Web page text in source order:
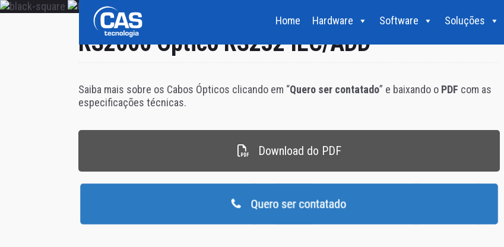
Home Hardware Software Soluções
RS2000 Óptico RS232 IEC/ADD
Saiba mais sobre os Cabos Ópticos clicando em “Quero ser contatado” e baixando o PDF com as
especificações técnicas.
Download do PDF